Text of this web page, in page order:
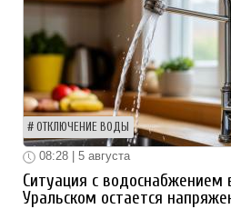
ОТКЛЮЧЕНИЕ ВОДЫ
08:28 | 5 августа
Ситуация с водоснабжением
Уральском остается